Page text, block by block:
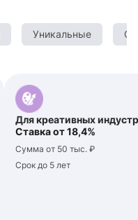
Уникальные
Для креативных
Ставка от 18,4%
Сумма от 50 тыс. ₽
Срок до 5 лет